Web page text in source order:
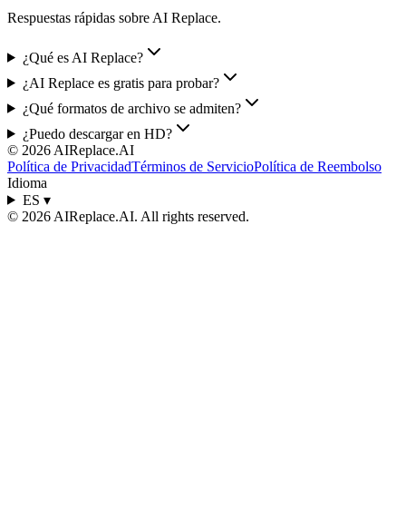
Respuestas rápidas sobre AI Replace.
¿Qué es AI Replace?
¿AI Replace es gratis para probar?
¿Qué formatos de archivo se admiten?
¿Puedo descargar en HD?
© 2026 AIReplace.AI
Política de PrivacidadTérminos de ServicioPolítica de Reembolso
Idioma
ES ▾
© 2026 AIReplace.AI. All rights reserved.